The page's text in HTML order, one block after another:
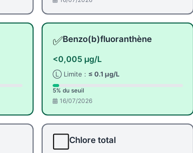
✅Benzo(b)fluoranthène
<0,005 µg/L
Ⓛ Limite : ≤ 0.1 µg/L
5% du seuil
16/07/2026
Chlore total